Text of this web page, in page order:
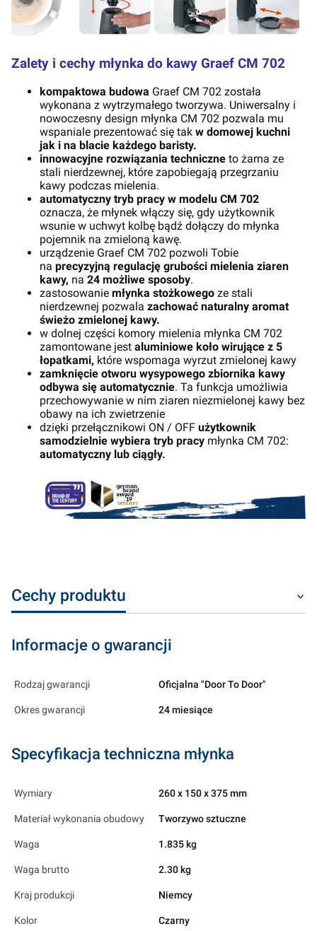
Zalety i cechy młynka do kawy Graef CM 702
kompaktowa budowa Graef CM 702 została
wykonana z wytrzymałego tworzywa. Uniwersalny i
nowoczesny design młynka CM 702 pozwala mu
wspaniale prezentować się tak w domowej kuchni
jak i na blacie każdego baristy.
innowacyjne rozwiązania techniczne to żarna ze
stali nierdzewnej, które zapobiegają przegrzaniu
kawy podczas mielenia.
automatyczny tryb pracy w modelu CM 702
oznacza, że młynek włączy się, gdy użytkownik
wsunie w uchwyt kolbę bądź dołączy do młynka
pojemnik na zmieloną kawę.
urządzenie Graef CM 702 pozwoli Tobie
na precyzyjną regulację grubości mielenia ziaren
kawy, na 24 możliwe sposoby.
zastosowanie młynka stożkowego ze stali
nierdzewnej pozwala zachować naturalny aromat
świeżo zmielonej kawy.
w dolnej części komory mielenia młynka CM 702
zamontowane jest aluminiowe koło wirujące z 5
łopatkami, które wspomaga wyrzut zmielonej kawy
zamknięcie otworu wysypowego zbiornika kawy
odbywa się automatycznie. Ta funkcja umożliwia
przechowywanie w nim ziaren niezmielonej kawy bez
obawy na ich zwietrzenie
dzięki przełącznikowi ON / OFF użytkownik
samodzielnie wybiera tryb pracy młynka CM 702:
automatyczny lub ciągły.
Cechy produktu
Informacje o gwarancji
Rodzaj gwarancji Oficjalna "Door To Door"
Okres gwarancji 24 miesiące
Specyfikacja techniczna młynka
Wymiary 260 x 150 x 375 mm
Materiał wykonania obudowy Tworzywo sztuczne
Waga 1.835 kg
Waga brutto 2.30 kg
Kraj produkcji Niemcy
Kolor Czarny